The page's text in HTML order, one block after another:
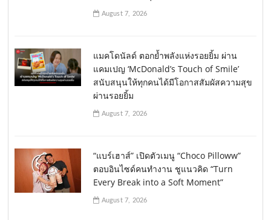
August 7, 2026
แมคโดนัลด์ ตอกย้ำพลังแห่งรอยยิ้ม ผ่าน
แคมเปญ ‘McDonald’s Touch of Smile’
สนับสนุนให้ทุกคนได้มีโอกาสสัมผัสความสุข
ผ่านรอยยิ้ม
August 7, 2026
“แบร์เฮาส์” เปิดตัวเมนู “Choco Pilloww”
ตอบอินไซด์คนทำงาน ชูแนวคิด “Turn
Every Break into a Soft Moment”
August 7, 2026